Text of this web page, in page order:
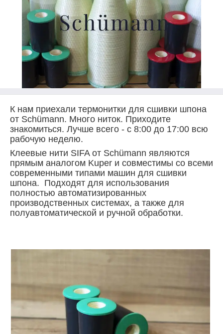
К нам приехали термонитки для сшивки шпона
от Schümann. Много ниток. Приходите
знакомиться. Лучше всего - с 8:00 до 17:00 всю
рабочую неделю.
Клеевые нити SIFA от Schümann являются
прямым аналогом Kuper и совместимы со всеми
современными типами машин для сшивки
шпона. Подходят для использования
полностью автоматизированных
производственных системах, а также для
полуавтоматической и ручной обработки.